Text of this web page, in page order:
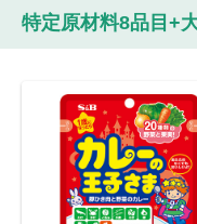
特定原材料8品目+